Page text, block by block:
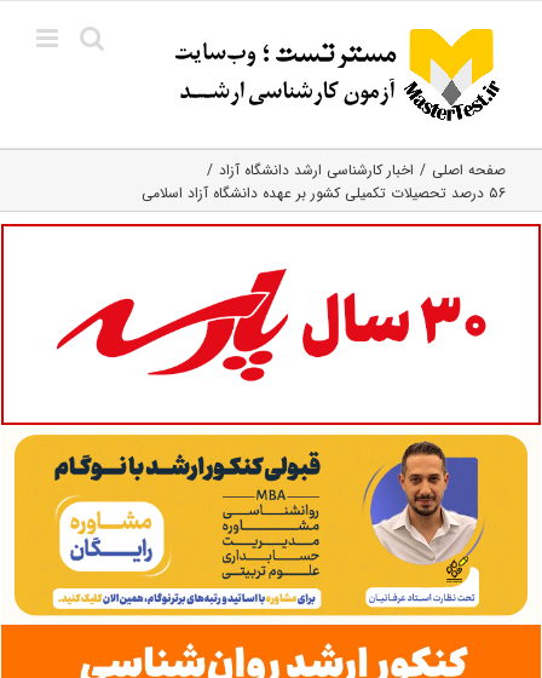
content
صفحه اصلی
اخبار کارشناسی ارشد دانشگاه آزاد
۵۶ درصد تحصیلات تکمیلی کشور بر عهده دانشگاه آزاد اسلامی